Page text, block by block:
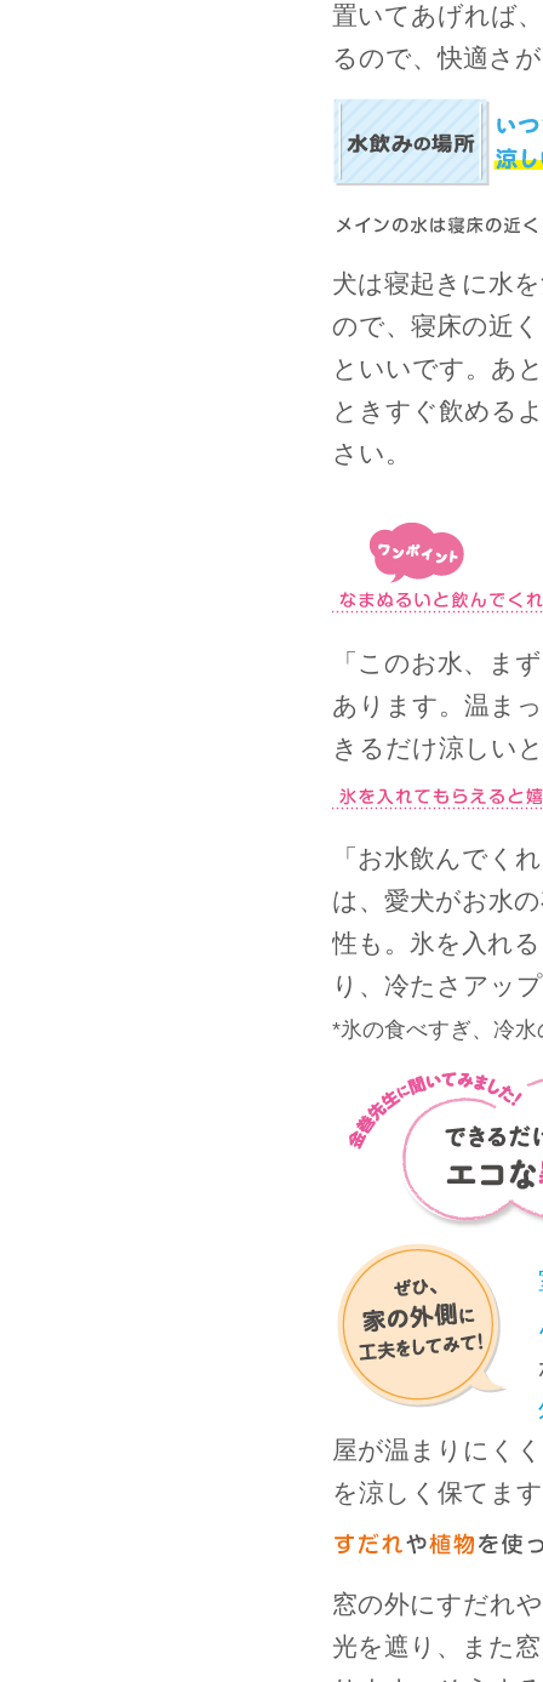
置いてあげれば
るので、快適さ
犬は寝起きに水
ので、寝床の近
といいです。あ
ときすぐ飲める
さい。
「このお水、ま
あります。温ま
きるだけ涼しい
「お水飲んでく
は、愛犬がお水
性も。氷を入れ
り、冷たさアッ
*氷の食べすぎ、冷
屋が温まりにく
を涼しく保てま
窓の外にすだれ
光を遮り、また